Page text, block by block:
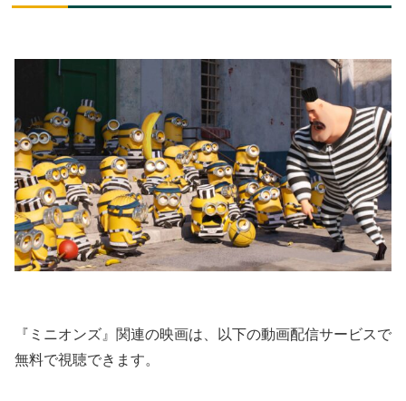
『ミニオンズ』関連の映画は、以下の動画配信サービスで
無料で視聴できます。